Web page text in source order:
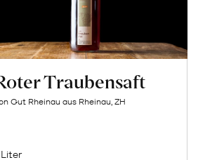
Traubensaft
Gut Rheinau aus Rheinau, ZH
Liter